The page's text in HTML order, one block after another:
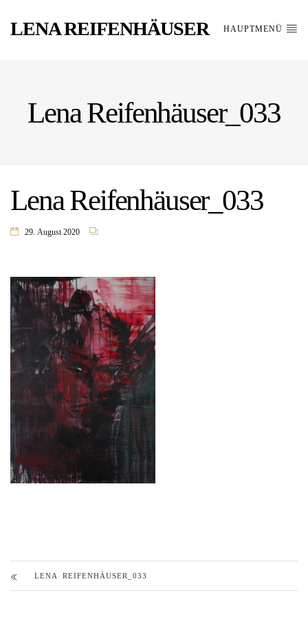
LENA REIFENHÄUSER HAUPTMENÜ
Lena Reifenhäuser_033
Lena Reifenhäuser_033
29. August 2020
LENA REIFENHÄUSER_033